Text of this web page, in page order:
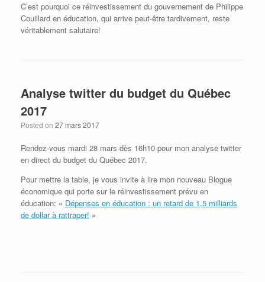
C’est pourquoi ce réinvestissement du gouvernement de Philippe
Couillard en éducation, qui arrive peut-être tardivement, reste
véritablement salutaire!
Analyse twitter du budget du Québec
2017
Posted on 27 mars 2017
Rendez-vous mardi 28 mars dès 16h10 pour mon analyse twitter
en direct du budget du Québec 2017.
Pour mettre la table, je vous invite à lire mon nouveau Blogue
économique qui porte sur le réinvestissement prévu en
éducation: « Dépenses en éducation : un retard de 1,5 milliards
de dollar à rattraper! »